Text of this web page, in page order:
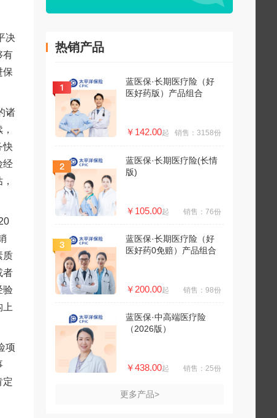
决
有
保
诸
快
经
质
者
验
上
项
定
热销产品
蓝医保·长期医疗险（好
医好药版）产品组合
￥142.00起 销售：3158份
蓝医保·长期医疗险(长情
版)
￥105.00起 销售：76份
蓝医保·长期医疗险（好
医好药0免赔）产品组合
￥200.00起 销售：98份
蓝医保·中高端医疗险
（2026版）
￥438.00起 销售：25份
更多产品>